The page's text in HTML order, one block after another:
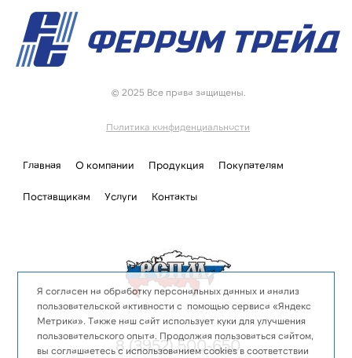
© 2025 Все права защищены.
Политика конфиденциальности
Главная О компании Продукция Покупателям
Поставщикам Услуги Контакты
8 (3952) 500-650
Я согласен на обработку персональных данных и анализ
пользовательской активности с помощью сервиса «Яндекс
Метрика». Также наш сайт использует куки для улучшения
пользовательского опыта. Продолжая пользоваться сайтом,
вы соглашаетесь с использованием cookies в соответствии